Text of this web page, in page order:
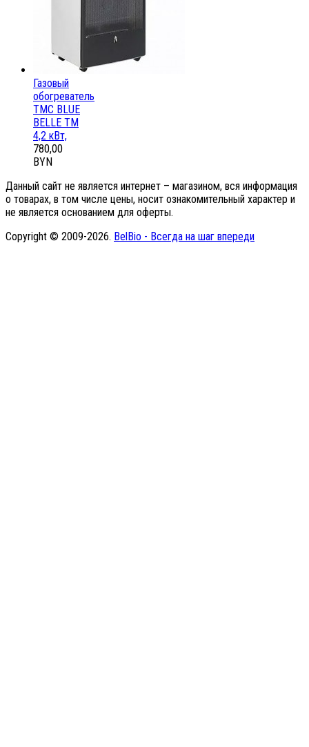
Газовый
обогреватель
ТМС BLUE
BELLE ТМ
4,2 кВт,
780,00
BYN
Данный сайт не является интернет – магазином, вся информация
о товарах, в том числе цены, носит ознакомительный характер и
не является основанием для оферты.
Copyright © 2009-2026. BelBio - Всегда на шаг впереди